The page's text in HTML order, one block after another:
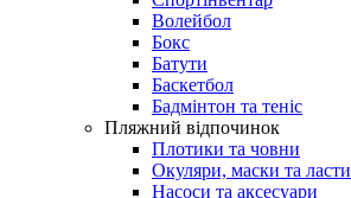
Волейбол
Бокс
Батути
Баскетбол
Бадмінтон та теніс
Пляжний відпочинок
Плотики та човни
Окуляри, маски та ласти
Насоси та аксесуари